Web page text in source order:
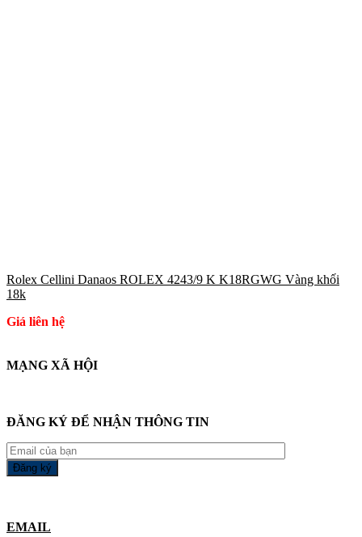
Rolex Cellini Danaos ROLEX 4243/9 K K18RGWG Vàng khối
18k
Giá liên hệ
MẠNG XÃ HỘI
ĐĂNG KÝ ĐỂ NHẬN THÔNG TIN
EMAIL